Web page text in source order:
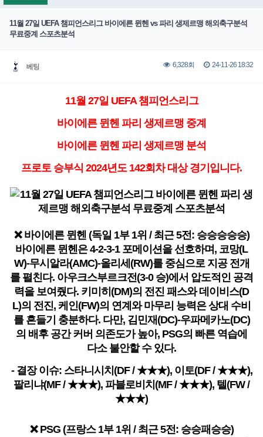
11월 27일 UEFA 챔피언스리그 바이에른 뮌헨 vs 파리 생제르맹 해외축구분석
무료중계 스포츠분석
베팅 6,328회 24-11-26 18:32
11월 27일 UEFA 챔피언스리그
바이에른 뮌헨 파리 생제르맹 중계
바이에른 뮌헨 파리 생제르맹 분석
프로토 승부식 2024년도 142회차 대상 경기입니다.
❌ 바이에른 뮌헨 (독일 1부 1위 / 최근 5전: 승승승승승)
바이에른 뮌헨은 4-2-3-1 포메이션을 선호하며, 코망(L
W)-무시알라(AMC)-올리세(RW)를 중심으로 지공 전개
를 펼친다. 아우크스부르크전(3-0 승)에서 압도적인 공격
력을 보여줬다. 키미히(DM)의 전진 패스와 데이비스(D
L)의 전진, 케인(FW)의 연계와 마무리 능력은 상대 수비
를 흔들기 충분하다. 다만, 김민재(DC)-우파메카노(DC)
의 배후 공간 커버 의존도가 높아, PSG의 빠른 역습에
다소 불안할 수 있다.
- 결장 이슈: 스타니시치(DF / ★★★), 이토(DF / ★★★),
팔리냐(MF / ★★★), 파블로비치(MF / ★★★), 텔(FW /
★★★)
❌ PSG (프랑스 1부 1위 / 최근 5전: 승승패승승)